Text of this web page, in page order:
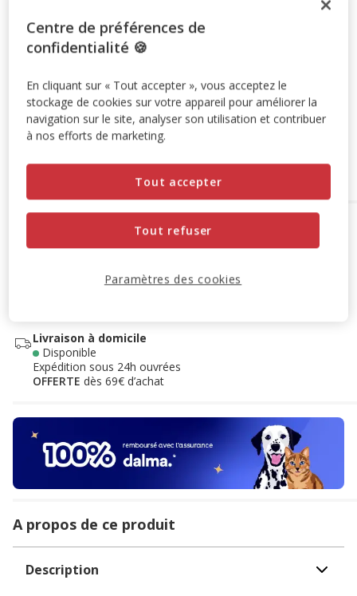
Promotion disponible
d'achat, dans le cadre de la souscription au forfait Bien-Être,
sous réserve du plafond disponible.Souscrire
Ajouter au panier
Options de livraison
Retrait en magasin
Voir la disponibilité en magasin
Livraison à domicile
Disponible
Expédition sous 24h ouvrées
OFFERTE dès 69€ d’achat
A propos de ce produit
Description
Centre de préférences de
confidentialité 🍪
En cliquant sur « Tout accepter », vous acceptez le
stockage de cookies sur votre appareil pour améliorer la
navigation sur le site, analyser son utilisation et contribuer
à nos efforts de marketing.
Tout refuser
Tout accepter
Paramètres des cookies